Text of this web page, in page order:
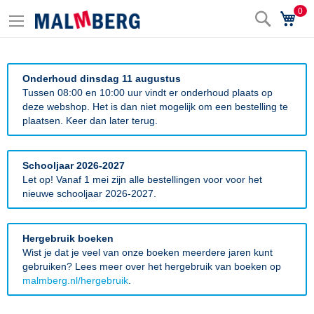
Zoek0
Onderhoud dinsdag 11 augustus
Tussen 08:00 en 10:00 uur vindt er onderhoud plaats op
deze webshop. Het is dan niet mogelijk om een bestelling te
plaatsen. Keer dan later terug.
Schooljaar 2026-2027
Let op! Vanaf 1 mei zijn alle bestellingen voor voor het
nieuwe schooljaar 2026-2027.
Hergebruik boeken
Wist je dat je veel van onze boeken meerdere jaren kunt
gebruiken? Lees meer over het hergebruik van boeken op
malmberg.nl/hergebruik